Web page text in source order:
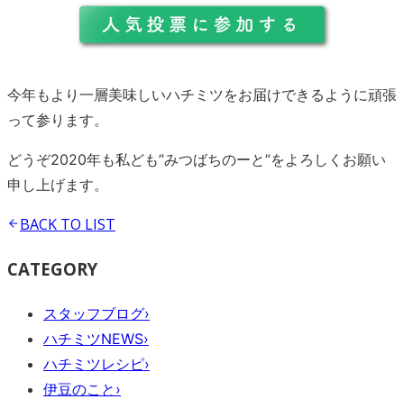
今年もより一層美味しいハチミツをお届けできるように頑張
って参ります。
どうぞ2020年も私ども”みつばちのーと”をよろしくお願い
申し上げます。
BACK TO LIST
CATEGORY
スタッフブログ›
ハチミツNEWS›
ハチミツレシピ›
伊豆のこと ›